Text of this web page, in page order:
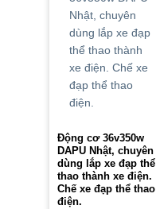
Động cơ 36v350w
DAPU Nhật, chuyên
dùng lắp xe đạp thể
thao thành xe điện.
Chế xe đạp thể thao
điện.